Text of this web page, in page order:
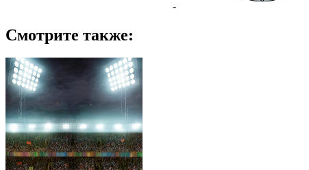
-
Смотрите также: